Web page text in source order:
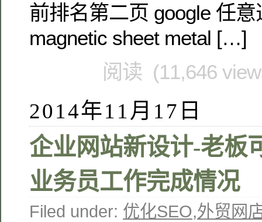
前排名第二页 google 任
magnetic sheet metal […]
阅读 (11,646
2014年11月17日
企业网站新设计-老板
业务员工作完成情况
Filed under: 优化SEO,外贸网